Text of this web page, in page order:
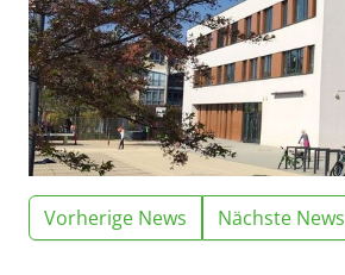
Vorherige News Nächste News